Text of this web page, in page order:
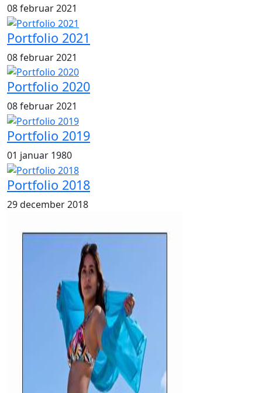
08 februar 2021
Portfolio 2021
08 februar 2021
Portfolio 2020
08 februar 2021
Portfolio 2019
01 januar 1980
Portfolio 2018
29 december 2018